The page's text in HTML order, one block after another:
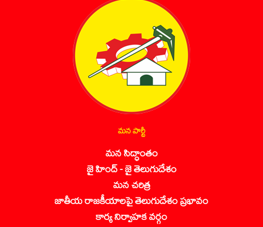
మన పార్టీ
మన సిద్ధాంతం
జై హింద్ - జై తెలుగుదేశం
మన చరిత్ర
జాతీయ రాజకీయాలపై తెలుగుదేశం ప్రభావం
కార్య నిర్వాహక వర్గం